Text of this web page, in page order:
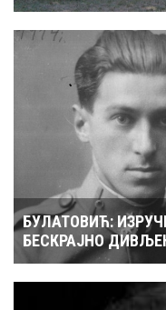
БУЛАТОВИЋ:
БЕСКРАЈНО